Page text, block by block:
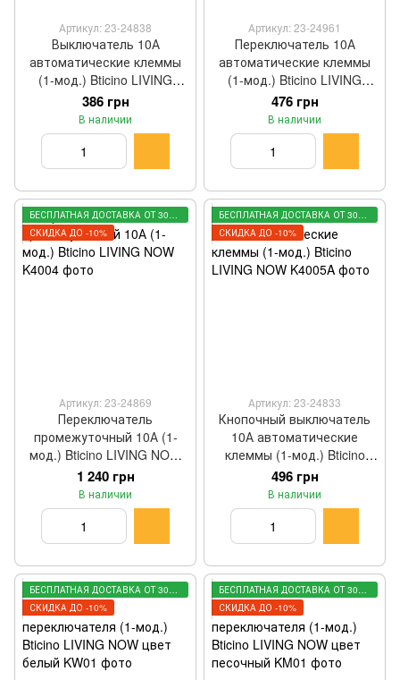
Артикул: 23-24838
Выключатель 10А
автоматические клеммы
(1-мод.) Bticino LIVING
NOW K4001A
386 грн
В наличии
Артикул: 23-24961
Переключатель 10А
автоматические клеммы
(1-мод.) Bticino LIVING
NOW K4003A
476 грн
В наличии
БЕСПЛАТНАЯ ДОСТАВКА ОТ 3000 ГРН
СКИДКА ДО -10%
Артикул: 23-24869
Переключатель
промежуточный 10А (1-
мод.) Bticino LIVING NOW
K4004
1 240 грн
В наличии
БЕСПЛАТНАЯ ДОСТАВКА ОТ 3000 ГРН
СКИДКА ДО -10%
Артикул: 23-24833
Кнопочный выключатель
10А автоматические
клеммы (1-мод.) Bticino
LIVING NOW K4005A
496 грн
В наличии
БЕСПЛАТНАЯ ДОСТАВКА ОТ 3000 ГРН
СКИДКА ДО -10%
БЕСПЛАТНАЯ ДОСТАВКА ОТ 3000 ГРН
СКИДКА ДО -10%